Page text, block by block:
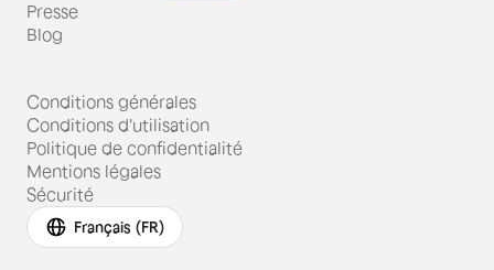
Presse
Blog
Conditions générales
Conditions d'utilisation
Politique de confidentialité
Mentions légales
Sécurité
Français (FR)